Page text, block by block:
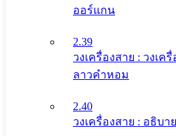
ออร์แกน
2.39
วงเครื่องสาย : วงเค
ลาวคำหอม
2.40
วงเครื่องสาย : อธิบ